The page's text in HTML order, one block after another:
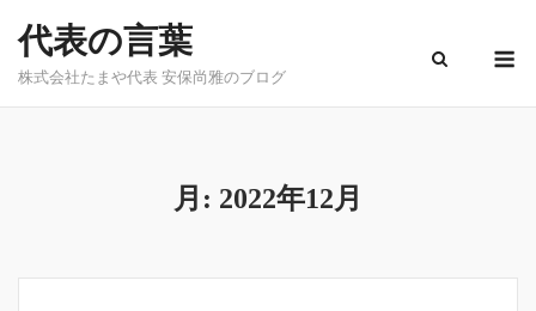
content
代表の言葉
株式会社たまや代表 安保尚雅のブログ
月: 2022年12月